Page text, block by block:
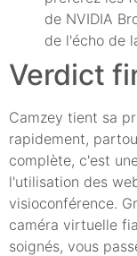
de NVIDIA
de l'écho de
Verdict
Camzey tient sa
rapidement,
complète, c'est
l'utilisation des
visioconférence.
caméra virtuelle
soignés, vous